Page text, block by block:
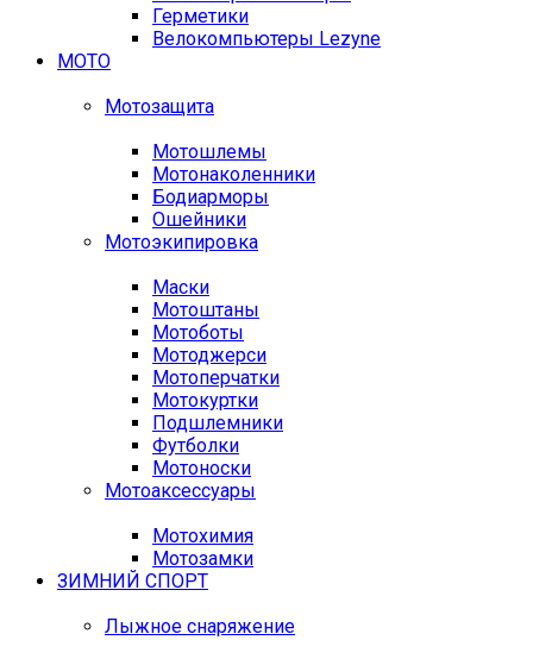
Герметики
Велокомпьютеры Lezyne
МОТО
Мотозащита
Мотошлемы
Мотонаколенники
Бодиарморы
Ошейники
Мотоэкипировка
Маски
Мотоштаны
Мотоботы
Мотоджерси
Мотоперчатки
Мотокуртки
Подшлемники
Футболки
Мотоноски
Мотоаксессуары
Мотохимия
Мотозамки
ЗИМНИЙ СПОРТ
Лыжное снаряжение